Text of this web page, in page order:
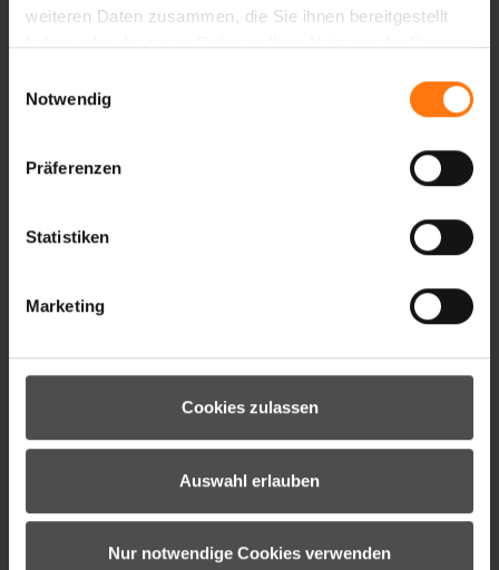
weiteren Daten zusammen, die Sie ihnen bereitgestellt
haben oder die sie im Rahmen Ihrer Nutzung der Dienste
Notwendig
Präferenzen
Statistiken
Marketing
Cookies zulassen
Auswahl erlauben
Nur notwendige Cookies verwenden
(UNWATTIERT)
*